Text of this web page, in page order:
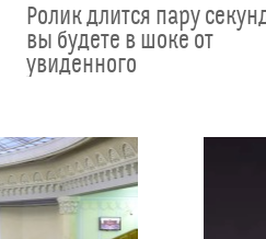
Ролик длится пару
вы будете в шоке от
увиденного